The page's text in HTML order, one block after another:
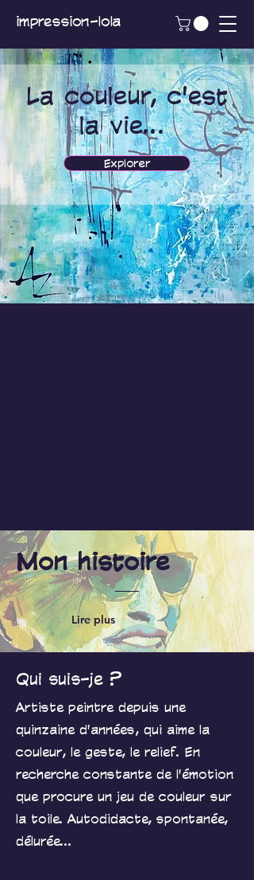
impression-lola
La couleur, c'est
la vie...
Explorer
Mon histoire
Lire plus
Qui suis-je ?
Artiste peintre depuis une
quinzaine d'années, qui aime la
couleur, le geste, le relief. En
recherche constante de l'émotion
que procure un jeu de couleur sur
la toile. Autodidacte, spontanée,
délurée...